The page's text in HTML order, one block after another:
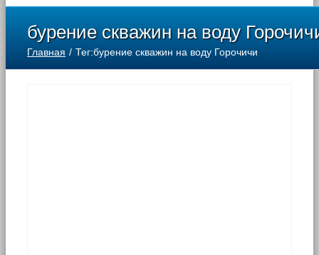
бурение скважин на воду
Главная Тег:бурение скважин на воду Горочичи